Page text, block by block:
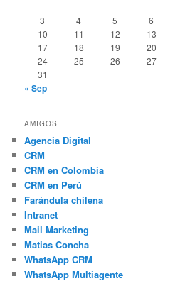
3
4 5 6
10
11 12 13
17
18 19 20
24
25 26 27
31
« Sep
AMIGOS
Agencia Digital
CRM
CRM en Colombia
CRM en Perú
Farándula chilena
Intranet
Mail Marketing
Matias Concha
WhatsApp CRM
WhatsApp Multiagente